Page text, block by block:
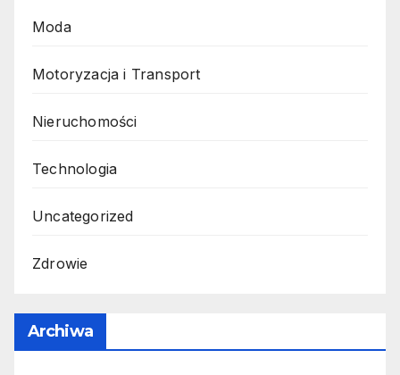
Moda
Motoryzacja i Transport
Nieruchomości
Technologia
Uncategorized
Zdrowie
Archiwa